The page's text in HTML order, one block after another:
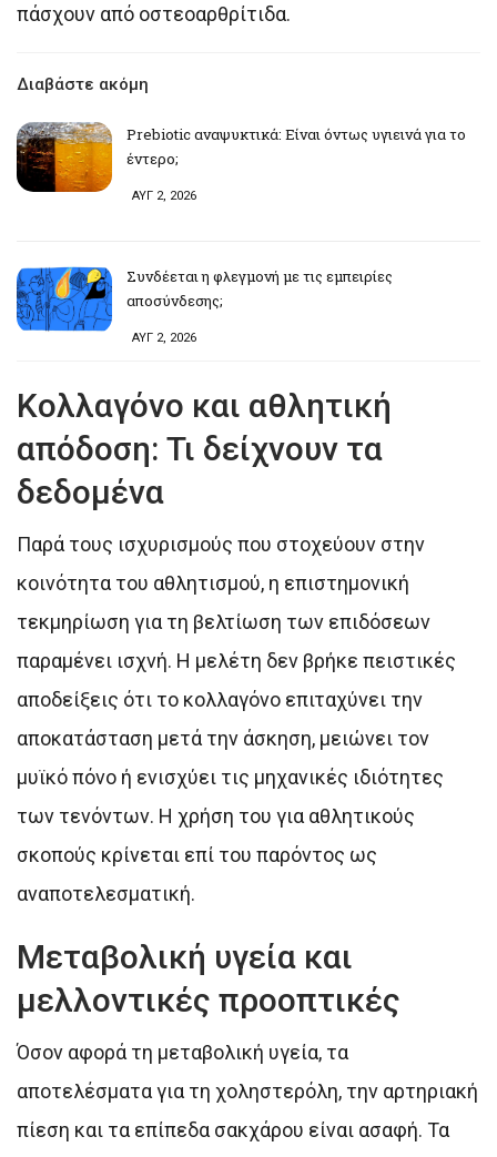
πάσχουν από οστεοαρθρίτιδα.
Διαβάστε ακόμη
Prebiotic αναψυκτικά: Είναι όντως υγιεινά για το
έντερο;
ΑΥΓ 2, 2026
Συνδέεται η φλεγμονή με τις εμπειρίες
αποσύνδεσης;
ΑΥΓ 2, 2026
Κολλαγόνο και αθλητική
απόδοση: Τι δείχνουν τα
δεδομένα
Παρά τους ισχυρισμούς που στοχεύουν στην
κοινότητα του αθλητισμού, η επιστημονική
τεκμηρίωση για τη βελτίωση των επιδόσεων
παραμένει ισχνή. Η μελέτη δεν βρήκε πειστικές
αποδείξεις ότι το κολλαγόνο επιταχύνει την
αποκατάσταση μετά την άσκηση, μειώνει τον
μυϊκό πόνο ή ενισχύει τις μηχανικές ιδιότητες
των τενόντων. Η χρήση του για αθλητικούς
σκοπούς κρίνεται επί του παρόντος ως
αναποτελεσματική.
Μεταβολική υγεία και
μελλοντικές προοπτικές
Όσον αφορά τη μεταβολική υγεία, τα
αποτελέσματα για τη χοληστερόλη, την αρτηριακή
πίεση και τα επίπεδα σακχάρου είναι ασαφή. Τα